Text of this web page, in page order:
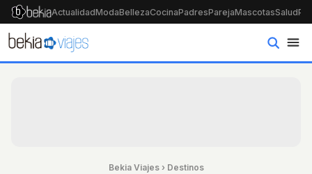
ActualidadModaBellezaCocinaPadresParejaMascotasSalud
Bekia Viajes› Destinos